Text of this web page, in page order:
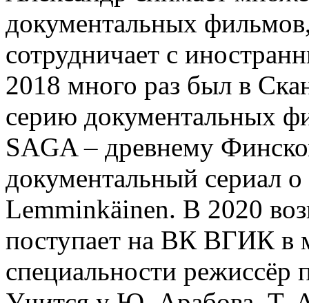
документальных
сотрудничает с
2018 много раз был в
серию документальных
SAGA – древнему
документальный сериал
Lemminkäinen. В 2020
поступает на ВК ВГИК в
специальности